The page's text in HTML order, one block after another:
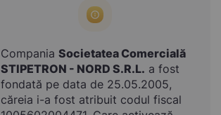
Compania Societatea Comercială
STIPETRON - NORD S.R.L. a fost
fondată pe data de 25.05.2005,
căreia i-a fost atribuit codul fiscal